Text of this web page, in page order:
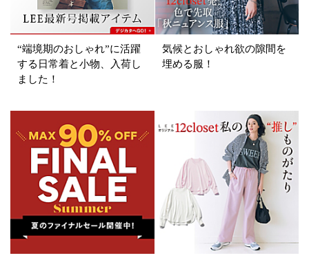
掲載雑誌
価格
表示オプション
すべて 新着
SALE商品 予約品
再入荷 ラスト1
“端境期のおしゃれ”に活躍
する日常着と小物、入荷し
ました！
気候とおしゃれ欲の隙間を
埋める服！